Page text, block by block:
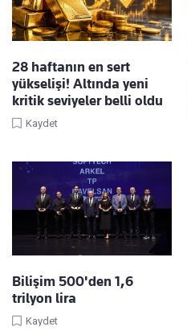
28 haftanın en sert
yükselişi! Altında yeni
kritik seviyeler belli oldu
Kaydet
Bilişim 500'den 1,6
trilyon lira
Kaydet